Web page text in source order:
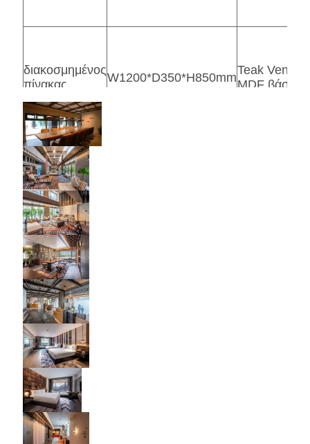
διακοσμημένος
πίνακας
W1200*D350*H850mm
Teak
MDF βάση
σκαμνί
λουτρών
διπλό μαξιλάρι
καναπέδων